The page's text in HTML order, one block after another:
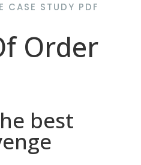
CASE STUDY PDF
Order
best